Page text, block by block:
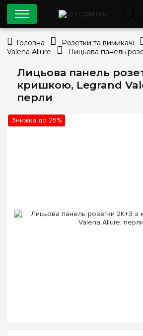
Лицьова панель
кришкою, Legrand
перли
Знижка до 25%
0 800
044
Viber
Головна Розетки та вимикачі
Valena Allure